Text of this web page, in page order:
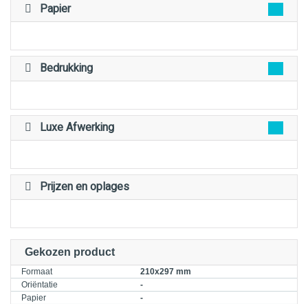
Papier
Bedrukking
Luxe Afwerking
Prijzen en oplages
Gekozen product
Formaat
210x297 mm
Oriëntatie
-
Papier
-